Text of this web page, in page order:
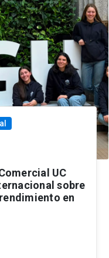
UC
sobre
en